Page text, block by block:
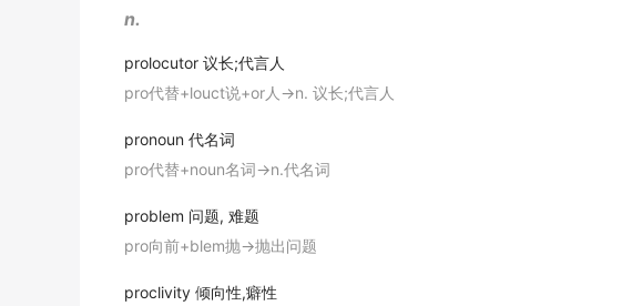
腐败, 经济管理不善, 压制与动荡等问题滋生.
期刊摘选
Results: By day 2 after partial hepatectomy, OC began to
结果: 肝部分切除后第2天, 卵圆细胞开始向门静脉周围区域增殖.
期刊摘选
RTE cells can grow,
RTE细胞可在该种培养基中生长, 增殖.
n.
prolocutor 议长;代言人
pro代替+louct说+or人→n. 议长;代言人
pronoun 代名词
pro代替+noun名词→n.代名词
problem 问题, 难题
pro向前+blem抛→抛出问题
proclivity 倾向性,癖性